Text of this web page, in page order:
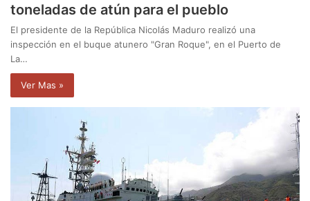
toneladas de atún para el pueblo
El presidente de la República Nicolás Maduro realizó una
inspección en el buque atunero "Gran Roque", en el Puerto de
La…
Ver Mas »